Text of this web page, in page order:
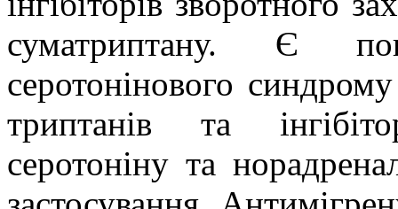
суматриптану. Є
серотонінового
триптанів та
серотоніну та